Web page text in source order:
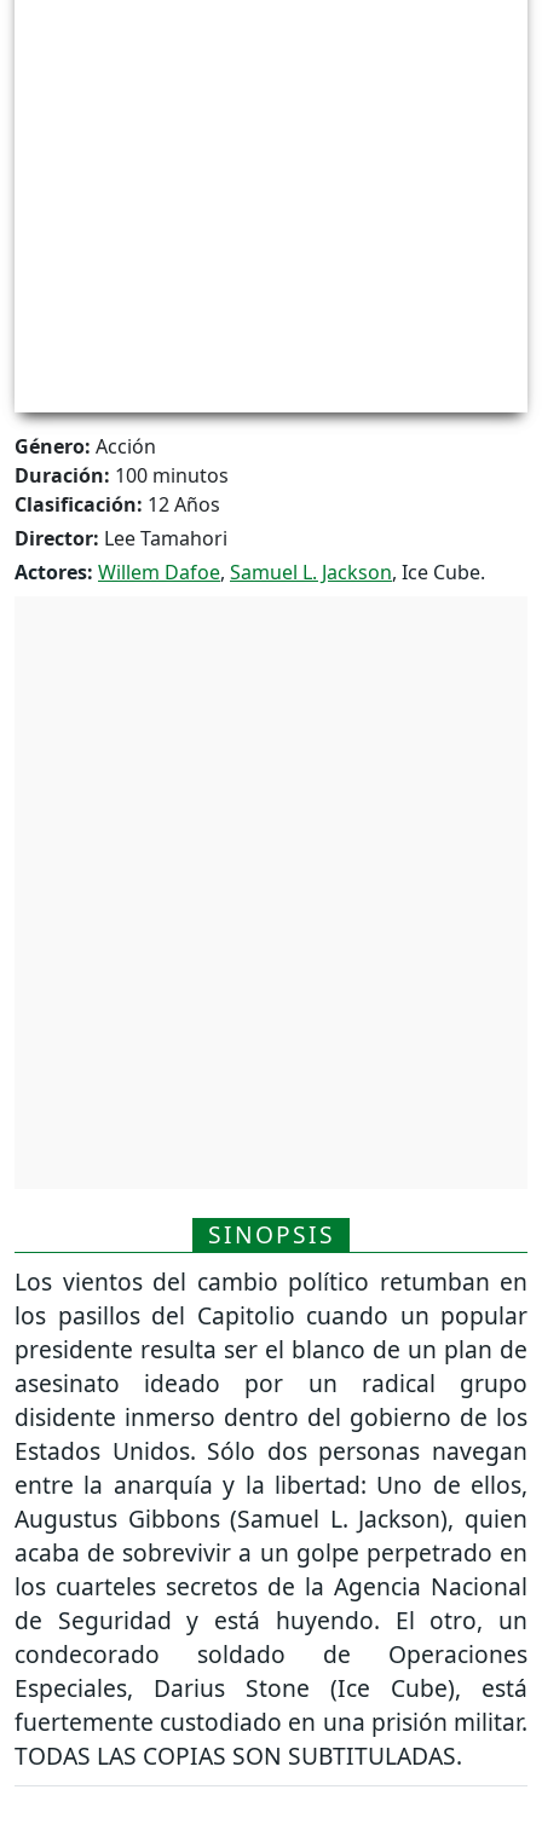
Género: Acción
Duración: 100 minutos
Clasificación: 12 Años
Director: Lee Tamahori
Actores: Willem Dafoe, Samuel L. Jackson, Ice Cube.
SINOPSIS
Los vientos del cambio político retumban en
los pasillos del Capitolio cuando un popular
presidente resulta ser el blanco de un plan de
asesinato ideado por un radical grupo
disidente inmerso dentro del gobierno de los
Estados Unidos. Sólo dos personas navegan
entre la anarquía y la libertad: Uno de ellos,
Augustus Gibbons (Samuel L. Jackson), quien
acaba de sobrevivir a un golpe perpetrado en
los cuarteles secretos de la Agencia Nacional
de Seguridad y está huyendo. El otro, un
condecorado soldado de Operaciones
Especiales, Darius Stone (Ice Cube), está
fuertemente custodiado en una prisión militar.
TODAS LAS COPIAS SON SUBTITULADAS.